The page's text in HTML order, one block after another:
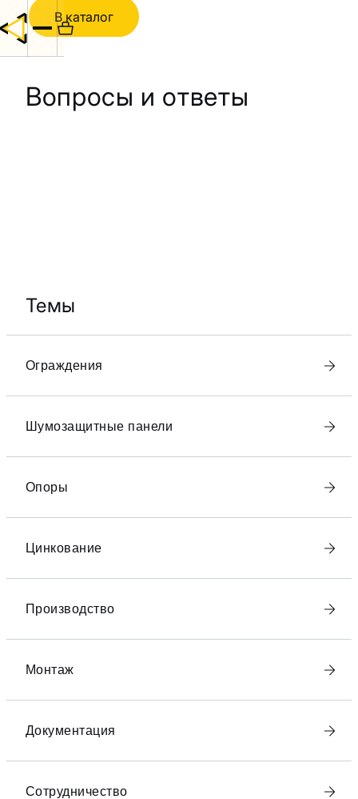
В каталог
Вопросы и ответы
Темы
Ограждения
Шумозащитные панели
Опоры
Цинкование
Производство
Монтаж
Документация
Сотрудничество